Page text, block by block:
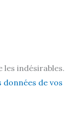
les indésirables.
de vos